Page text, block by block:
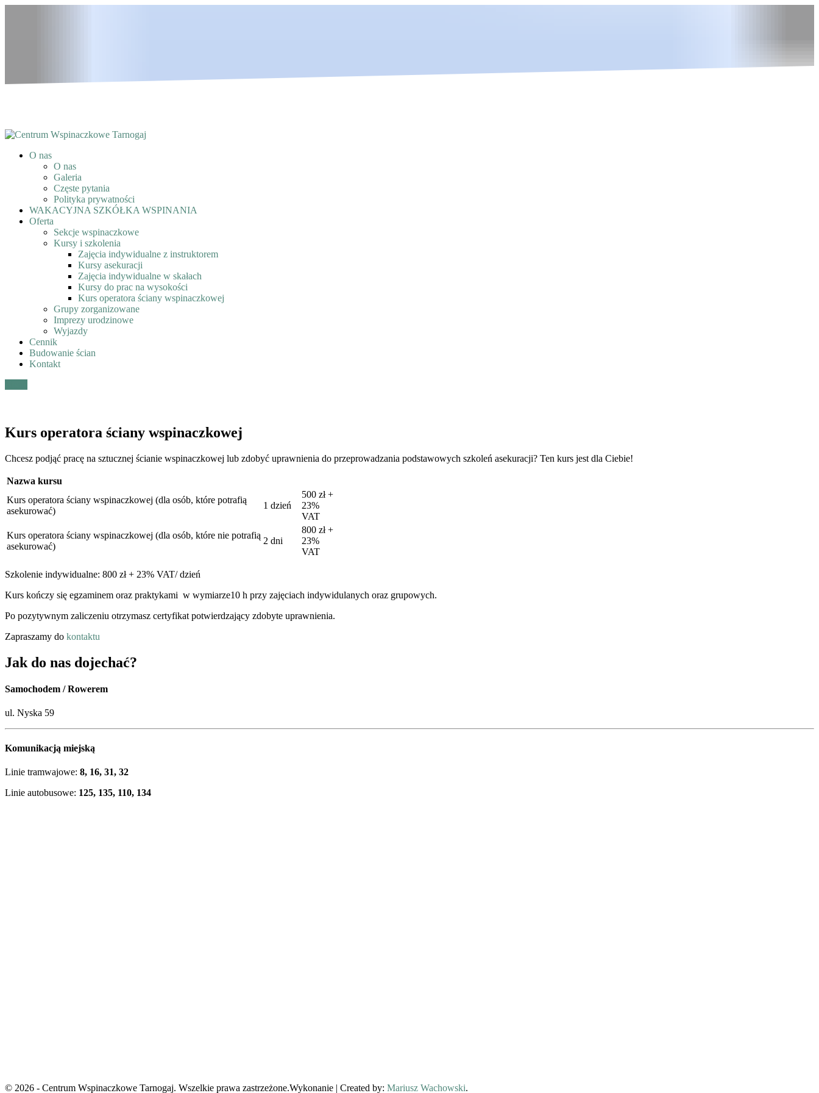
O nas
O nas
Galeria
Częste pytania
Polityka prywatności
WAKACYJNA SZKÓŁKA WSPINANIA
Oferta
Sekcje wspinaczkowe
Kursy i szkolenia
Zajęcia indywidualne z instruktorem
Kursy asekuracji
Zajęcia indywidualne w skałach
Kursy do prac na wysokości
Kurs operatora ściany wspinaczkowej
Grupy zorganizowane
Imprezy urodzinowe
Wyjazdy
Cennik
Budowanie ścian
Kontakt
Kurs operatora ściany wspinaczkowej
Chcesz podjąć pracę na sztucznej ścianie wspinaczkowej lub zdobyć uprawnienia do przeprowadzania podstawowych szkoleń asekuracji? Ten kurs jest dla Ciebie!
Nazwa kursu
Kurs operatora ściany wspinaczkowej (dla osób, które potrafią
asekurować)
1 dzień
500 zł +
23%
VAT
Kurs operatora ściany wspinaczkowej (dla osób, które nie potrafią
asekurować)
2 dni
800 zł +
23%
VAT
Szkolenie indywidualne: 800 zł + 23% VAT/ dzień
Kurs kończy się egzaminem oraz praktykami w wymiarze10 h przy zajęciach indywidulanych oraz grupowych.
Po pozytywnym zaliczeniu otrzymasz certyfikat potwierdzający zdobyte uprawnienia.
Zapraszamy do kontaktu
Jak do nas dojechać?
Samochodem / Rowerem
ul. Nyska 59
Komunikacją miejską
Linie tramwajowe: 8, 16, 31, 32
Linie autobusowe: 125, 135, 110, 134
© 2026 - Centrum Wspinaczkowe Tarnogaj. Wszelkie prawa zastrzeżone.Wykonanie | Created by: Mariusz Wachowski.